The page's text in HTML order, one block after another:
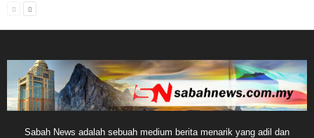
Sabah News adalah sebuah medium berita menarik yang adil dan